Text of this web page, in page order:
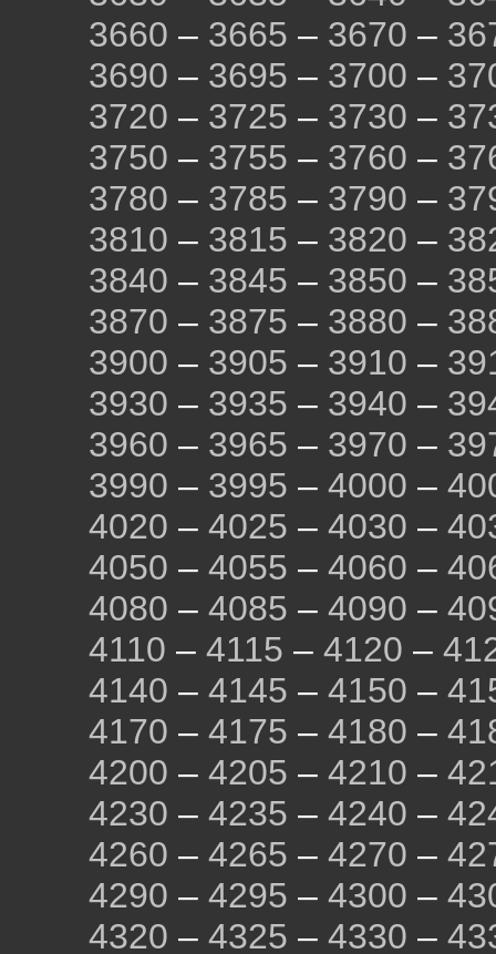
3660 – 3665 – 3670 –
3690 – 3695 – 3700 –
3720 – 3725 – 3730 –
3750 – 3755 – 3760 –
3780 – 3785 – 3790 –
3810 – 3815 – 3820 –
3840 – 3845 – 3850 –
3870 – 3875 – 3880 –
3900 – 3905 – 3910 –
3930 – 3935 – 3940 –
3960 – 3965 – 3970 –
3990 – 3995 – 4000 –
4020 – 4025 – 4030 –
4050 – 4055 – 4060 –
4080 – 4085 – 4090 –
4110 – 4115 – 4120 –
4140 – 4145 – 4150 –
4170 – 4175 – 4180 –
4200 – 4205 – 4210 –
4230 – 4235 – 4240 –
4260 – 4265 – 4270 –
4290 – 4295 – 4300 –
4320 – 4325 – 4330 –